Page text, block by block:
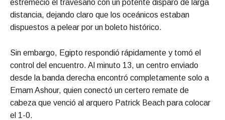
estremeció el travesaño con un potente disparo de larga
distancia, dejando claro que los oceánicos estaban
dispuestos a pelear por un boleto histórico.
Sin embargo, Egipto respondió rápidamente y tomó el
control del encuentro. Al minuto 13, un centro enviado
desde la banda derecha encontró completamente solo a
Emam Ashour, quien conectó un certero remate de
cabeza que venció al arquero Patrick Beach para colocar
el 1-0.